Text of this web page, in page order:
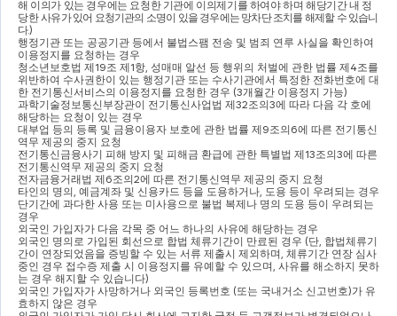
해 이의가 있는 경우에는 요청한 기관에 이의제기를 하여야 하며 해당기간 내 정
당한 사유가 있어 요청기관의 소명이 있을 경우에는 망차단 조치를 해제할 수 있습니
다.)
행정기관 또는 공공기관 등에서 불법스팸 전송 및 범죄 연루 사실을 확인하여
이용정지를 요청하는 경우
청소년보호법 제19조 제1항 성매매 알선 등 행위의 처벌에 관한 법률 제4조를
위반하여 수사권한이 있는 행정기관 또는 수사기관에서 특정한 전화번호에 대
한 전기통신서비스의 이용정지를 요청한 경우 (3개월간 이용정지 가능)
과학기술정보통신부장관이 전기통신사업법 제32조의3에 따라 다음 각 호에
해당하는 요청이 있는 경우
대부업 등의 등록 및 금융이용자 보호에 관한 법률 제9조의6에 따른 전기통신
역무 제공의 중지 요청
전기통신금융사기 피해 방지 및 피해금 환급에 관한 특별법 제13조의3에 따른
전기통신역무 제공의 중지 요청
전자금융거래법 제6조의2에 따른 전기통신역무 제공의 중지 요청
타인의 명의 예금계좌 및 신용카드 등을 도용하거나 도용 등이 우려되는 경우
단기간에 과다한 사용 또는 미사용으로 불법 복제나 명의 도용 등이 우려되는
경우
외국인 가입자가 다음 각목 중 어느 하나의 사유에 해당하는 경우
외국인 명의로 가입된 회선으로 합법 체류기간이 만료된 경우 (단 합법체류기
간이 연장되었음을 증빙할 수 있는 서류 제출시 제외하며 체류기간 연장 심사
중인 경우 접수증 제출 시 이용정지를 유예할 수 있으며 사유를 해소하지 못하
는 경우 해지할 수 있습니다)
외국인 가입자가 사망하거나 외국인 등록번호 (또는 국내거소 신고번호)가 유
효하지 않은 경우